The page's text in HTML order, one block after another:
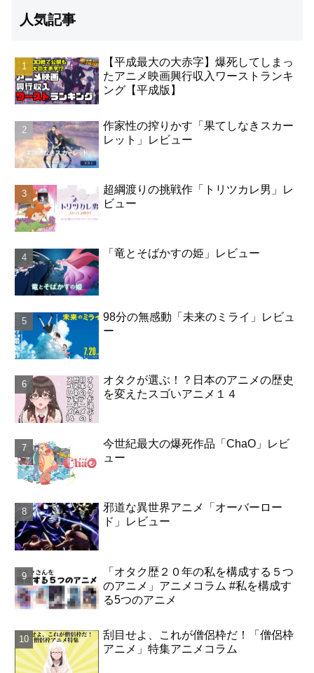
人気記事
【平成最大の大赤字】爆死してしまっ
たアニメ映画興行収入ワーストランキ
ング【平成版】
作家性の搾りかす「果てしなきスカー
レット」レビュー
超綱渡りの挑戦作「トリツカレ男」レ
ビュー
「竜とそばかすの姫」レビュー
98分の無感動「未来のミライ」レビュ
ー
オタクが選ぶ！？日本のアニメの歴史
を変えたスゴいアニメ１４
今世紀最大の爆死作品「ChaO」レビ
ュー
邪道な異世界アニメ「オーバーロー
ド」レビュー
「オタク歴２０年の私を構成する５つ
のアニメ」アニメコラム #私を構成す
る5つのアニメ
刮目せよ、これが僧侶枠だ！「僧侶枠
アニメ」特集アニメコラム